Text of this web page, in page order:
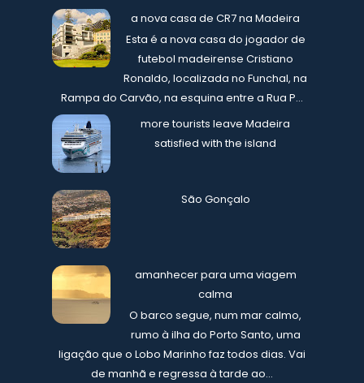
a nova casa de CR7 na Madeira
Esta é a nova casa do jogador de
futebol madeirense Cristiano
Ronaldo, localizada no Funchal, na
Rampa do Carvão, na esquina entre a Rua P...
more tourists leave Madeira
satisfied with the island
São Gonçalo
amanhecer para uma viagem
calma
O barco segue, num mar calmo,
rumo à ilha do Porto Santo, uma
ligação que o Lobo Marinho faz todos dias. Vai
de manhã e regressa à tarde ao...